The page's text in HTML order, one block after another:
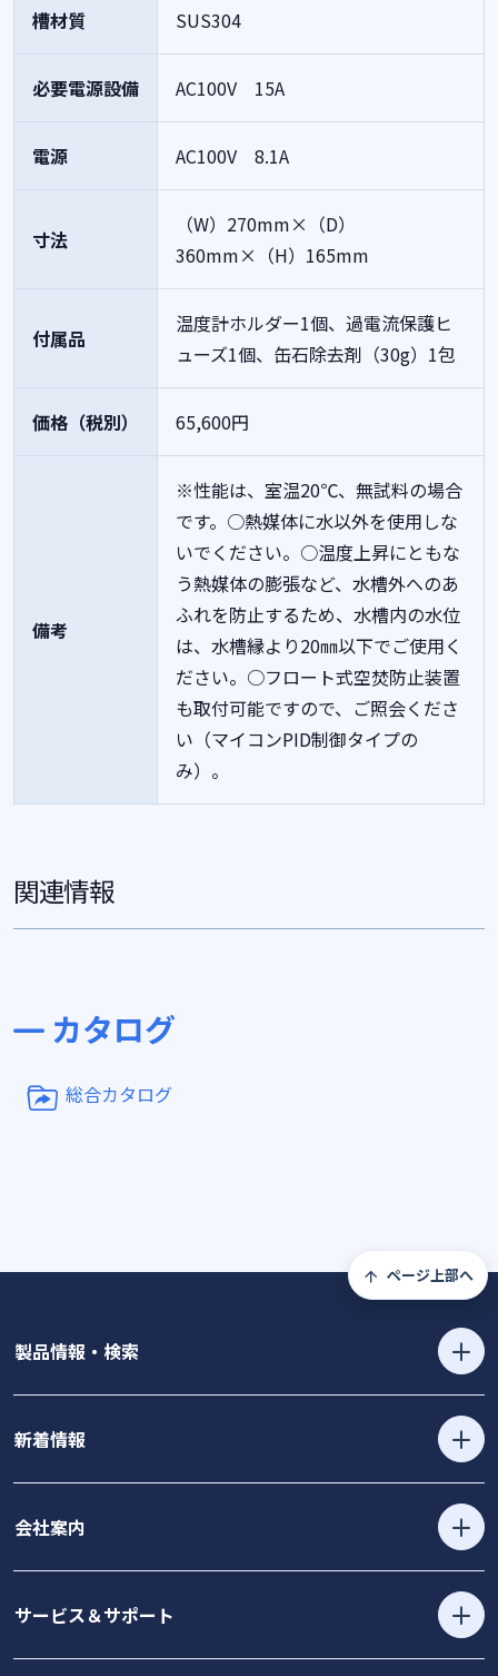
槽材質 SUS304
必要電源設備 AC100V 15A
電源 AC100V 8.1A
寸法
（W）270mm×（D）
360mm×（H）165mm
付属品
温度計ホルダー1個、過電流保護ヒ
ューズ1個、缶石除去剤（30g）1包
価格（税別） 65,600円
備考
※性能は、室温20℃、無試料の場合
です。○熱媒体に水以外を使用しな
いでください。○温度上昇にともな
う熱媒体の膨張など、水槽外へのあ
ふれを防止するため、水槽内の水位
は、水槽縁より20㎜以下でご使用く
ださい。○フロート式空焚防止装置
も取付可能ですので、ご照会くださ
い（マイコンPID制御タイプの
み）。
関連情報
カタログ
総合カタログ
ページ上部へ
製品情報・検索
新着情報
会社案内
サービス＆サポート